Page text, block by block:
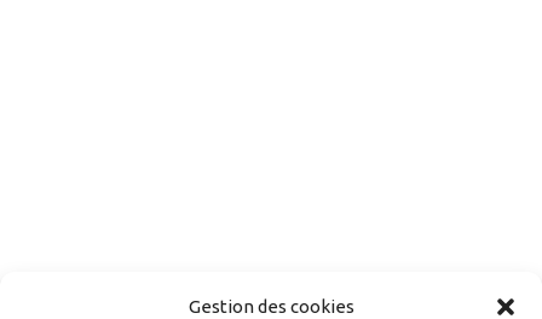
Gestion des cookies